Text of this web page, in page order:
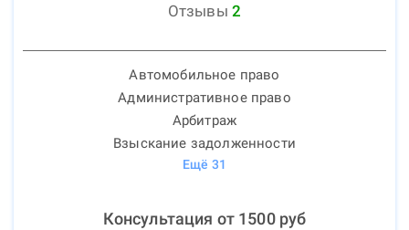
Отзывы 2
Автомобильное право
Административное право
Арбитраж
Взыскание задолженности
Ещё 31
Консультация от 1500руб